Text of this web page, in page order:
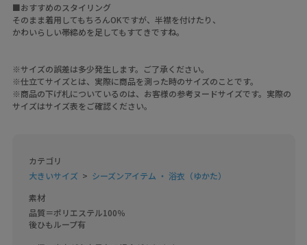
■おすすめのスタイリング
そのまま着用してもちろんOKですが、半襟を付けたり、
かわいらしい帯締めを足してもすてきですね。
※サイズの誤差は多少発生します。ご了承ください。
※仕立てサイズとは、実際に商品を測った時のサイズのことです。
※商品の下げ札についているのは、お客様の参考ヌードサイズです。実際の
サイズはサイズ表をご確認ください。
カテゴリ
大きいサイズ
シーズンアイテム ・ 浴衣（ゆかた）
素材
品質＝ポリエステル100％
後ひもループ有